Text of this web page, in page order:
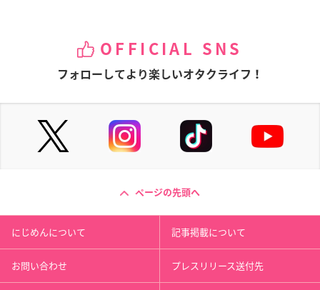
OFFICIAL SNS
フォローしてより楽しいオタクライフ！
ページの先頭へ
にじめんについて 記事掲載について
お問い合わせ プレスリリース送付先